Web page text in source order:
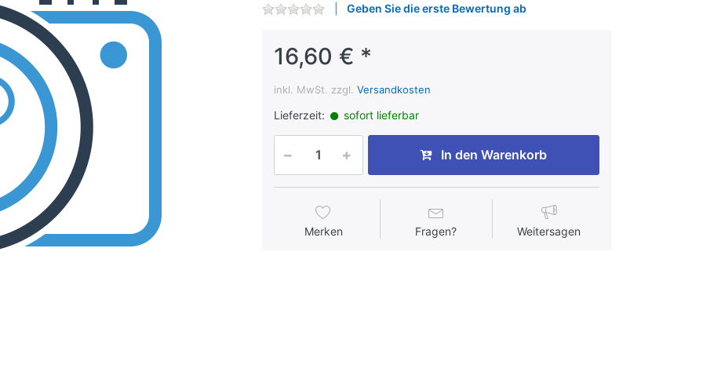
Geben Sie die erste Bewertung ab
16,60 € *
inkl. MwSt. zzgl. Versandkosten
Lieferzeit: sofort lieferbar
In den Warenkorb
Merken Fragen? Weitersagen